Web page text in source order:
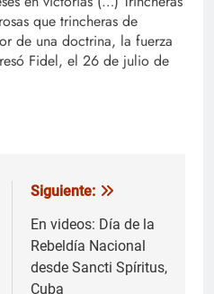
que trincheras de
de una doctrina, la fuerza
Fidel, el 26 de julio de
Siguiente:
En videos: Día de la
Rebeldía Nacional
desde Sancti Spíritus,
Cuba